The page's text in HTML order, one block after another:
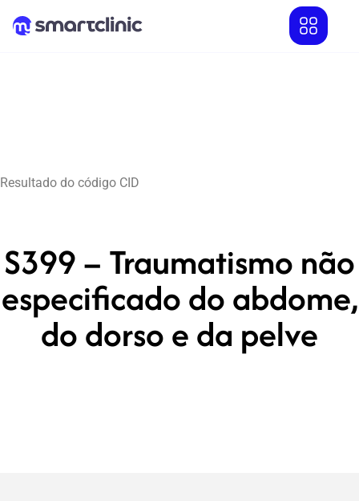
Resultado do código CID
S399 – Traumatismo não
especificado do abdome,
do dorso e da pelve